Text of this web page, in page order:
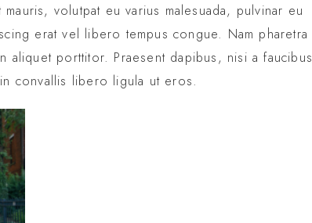
volutpat eu varius malesuada, pulvinar eu
erat vel libero tempus congue. Nam pharetra
aliquet porttitor. Praesent dapibus, nisi a faucibus
convallis libero ligula ut eros.